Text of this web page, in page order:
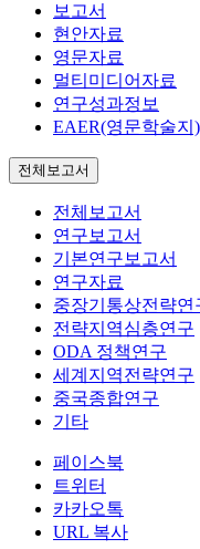
보고서
현안자료
영문자료
멀티미디어자료
연구성과정보
EAER(영문학술지)
전체보고서
전체보고서
연구보고서
기본연구보고서
연구자료
중장기통상전략연
전략지역심층연구
ODA 정책연구
세계지역전략연구
중국종합연구
기타
페이스북
트위터
카카오톡
URL 복사